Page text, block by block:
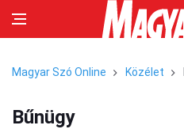
Magyar Szó Online Közélet
Bűnügy